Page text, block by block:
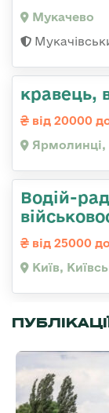
Мукачево
кравець,
від 20000
Ярмолинці,
Водій-
від 25000
Київ,